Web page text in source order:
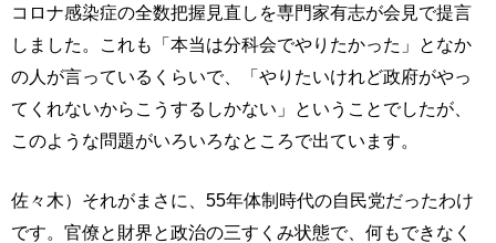
コロナ感染症の全数把握見直しを専門家有志が会見で提言
しました。これも「本当は分科会でやりたかった」となか
の人が言っているくらいで、「やりたいけれど政府がやっ
てくれないからこうするしかない」ということでしたが、
このような問題がいろいろなところで出ています。
佐々木）それがまさに、55年体制時代の自民党だったわけ
です。官僚と財界と政治の三すくみ状態で、何もできなく